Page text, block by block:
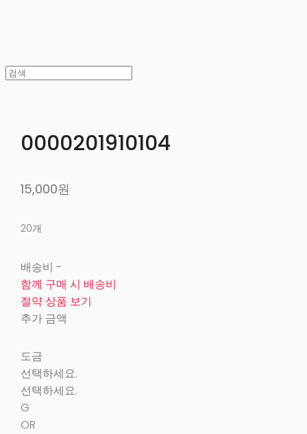
0000201910104
15,000원
20개
배송비 -
함께 구매 시 배송비
절약 상품 보기
추가 금액
도금
선택하세요.
선택하세요.
G
OR